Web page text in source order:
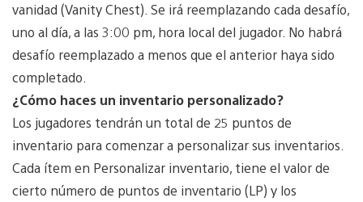
vanidad (Vanity Chest). Se irá reemplazando cada desafío,
uno al día, a las 3:00 pm, hora local del jugador. No habrá
desafío reemplazado a menos que el anterior haya sido
completado.
¿Cómo haces un inventario personalizado?
Los jugadores tendrán un total de 25 puntos de
inventario para comenzar a personalizar sus inventarios.
Cada ítem en Personalizar inventario, tiene el valor de
cierto número de puntos de inventario (LP) y los